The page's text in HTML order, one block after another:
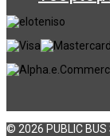
© 2026 PUBLIC BUS